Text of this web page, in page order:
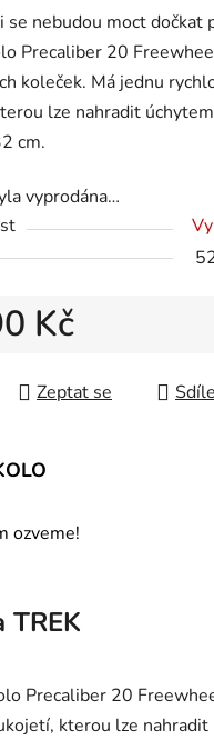
se nebudou moct
Precaliber 20
koleček. Má jednu
lze nahradit
cm.
vyprodána…
Kč
Zeptat se
ozveme!
TREK
Precaliber 20
kterou lze